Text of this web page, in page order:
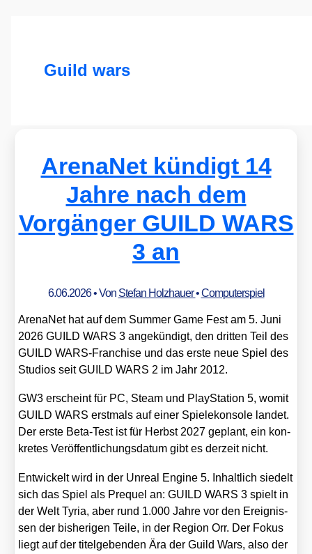
Guild wars
ArenaNet kündigt 14
Jahre nach dem
Vorgänger GUILD WARS
3 an
6.06.2026• Von Stefan Holzhauer•Computerspiel
Aren­aNet hat auf dem Sum­mer Game Fest am 5. Juni
2026 GUILD WARS 3 ange­kün­digt, den drit­ten Teil des
GUILD WARS-Fran­chise und das ers­te neue Spiel des
Stu­di­os seit GUILD WARS 2 im Jahr 2012.
GW3 erscheint für PC, Steam und Play­Sta­ti­on 5, womit
GUILD WARS erst­mals auf einer Spie­le­kon­so­le lan­det.
Der ers­te Beta-Test ist für Herbst 2027 geplant, ein kon­
kre­tes Ver­öf­fent­li­chungs­da­tum gibt es der­zeit nicht.
Ent­wi­ckelt wird in der Unre­al Engi­ne 5. Inhalt­lich sie­delt
sich das Spiel als Pre­quel an: GUILD WARS 3 spielt in
der Welt Tyria, aber rund 1.000 Jah­re vor den Ereig­nis­
sen der bis­he­ri­gen Tei­le, in der Regi­on Orr. Der Fokus
liegt auf der titel­ge­ben­den Ära der Guild Wars, also der